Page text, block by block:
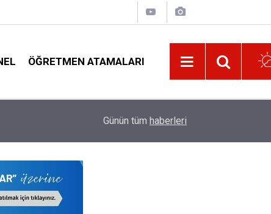
ÖĞRETMEN ATAMALARI
EGM Duyurdu 3250 Adet Polis Alımı Yapılacak
Günün tüm haberleri